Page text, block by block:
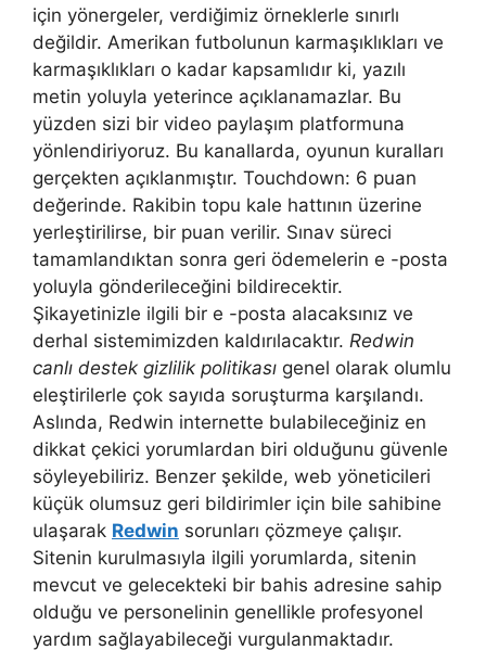
için yönergeler, verdiğimiz örneklerle sınırlı
değildir. Amerikan futbolunun karmaşıklıkları ve
karmaşıklıkları o kadar kapsamlıdır ki, yazılı
metin yoluyla yeterince açıklanamazlar. Bu
yüzden sizi bir video paylaşım platformuna
yönlendiriyoruz. Bu kanallarda, oyunun kuralları
gerçekten açıklanmıştır. Touchdown: 6 puan
değerinde. Rakibin topu kale hattının üzerine
yerleştirilirse, bir puan verilir. Sınav süreci
tamamlandıktan sonra geri ödemelerin e -posta
yoluyla gönderileceğini bildirecektir.
Şikayetinizle ilgili bir e -posta alacaksınız ve
derhal sistemimizden kaldırılacaktır. Redwin
canlı destek gizlilik politikası genel olarak olumlu
eleştirilerle çok sayıda soruşturma karşılandı.
Aslında, Redwin internette bulabileceğiniz en
dikkat çekici yorumlardan biri olduğunu güvenle
söyleyebiliriz. Benzer şekilde, web yöneticileri
küçük olumsuz geri bildirimler için bile sahibine
ulaşarak Redwin sorunları çözmeye çalışır.
Sitenin kurulmasıyla ilgili yorumlarda, sitenin
mevcut ve gelecekteki bir bahis adresine sahip
olduğu ve personelinin genellikle profesyonel
yardım sağlayabileceği vurgulanmaktadır.